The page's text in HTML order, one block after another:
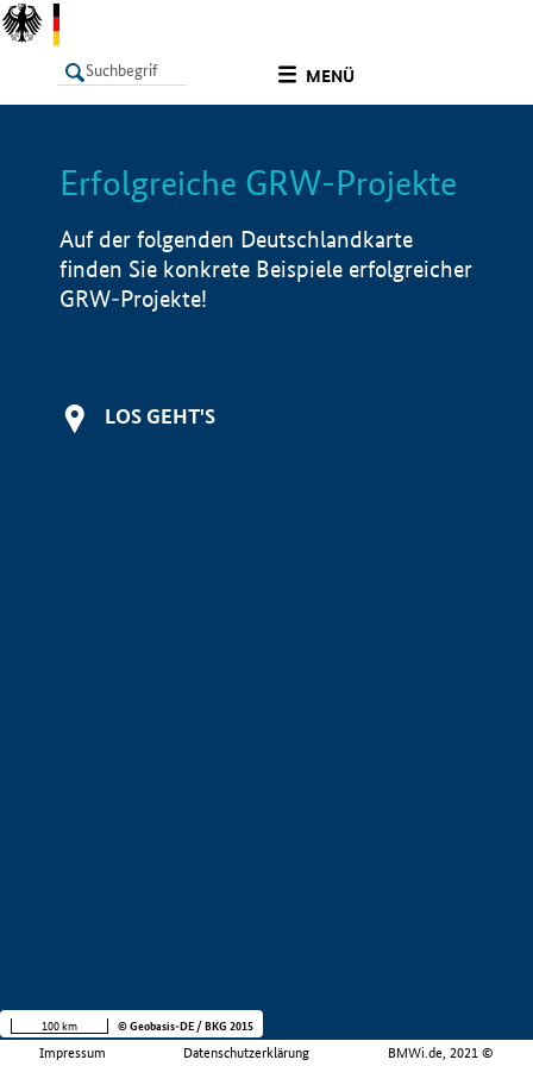
MENÜ
LISTE Info
Erfolgreiche GRW-Projekte
Auf der folgenden Deutschlandkarte
finden Sie konkrete Beispiele erfolgreicher
GRW-Projekte!
LOS GEHT'S
Impressum Datenschutzerklärung BMWi.de, 2021 ©
100 km © Geobasis-DE / BKG 2015